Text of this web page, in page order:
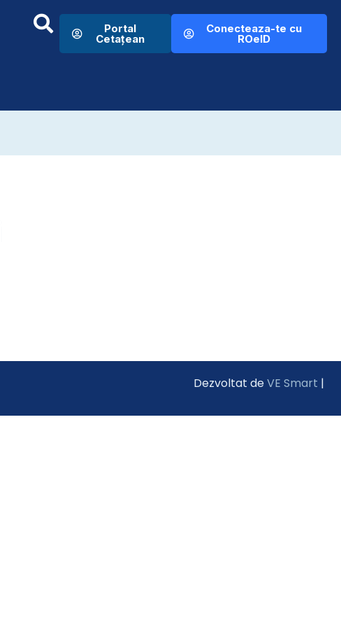
Portal
Cetațean
Conecteaza-te cu
ROeID
Dezvoltat deVE Smart |